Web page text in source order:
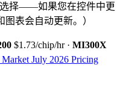
选择——如果您在控件中更
表会自动更新。）
$1.73/chip/hr· MI300X
July 2026 Pricing